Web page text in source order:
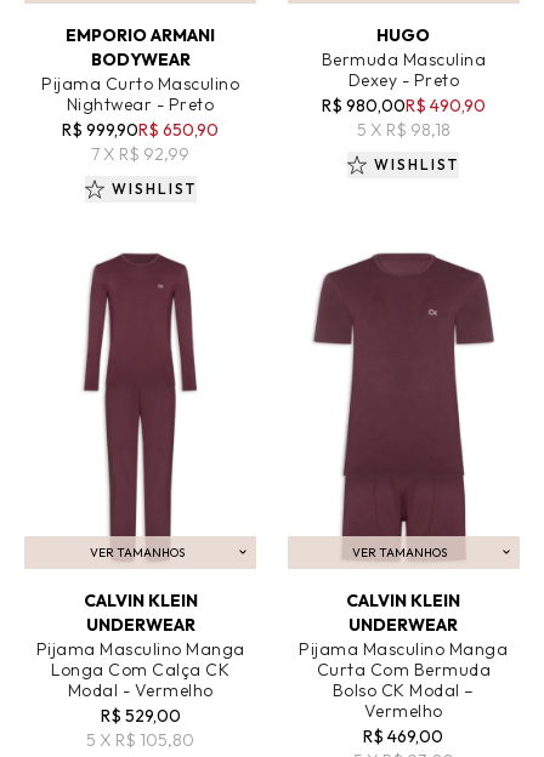
EMPORIO ARMANI
BODYWEAR
Pijama Curto Masculino
Nightwear - Preto
R$ 999,90R$ 650,90
7 X R$ 92,99
WISHLIST
HUGO
Bermuda Masculina
Dexey - Preto
R$ 980,00R$ 490,90
5 X R$ 98,18
WISHLIST
VER TAMANHOS
ADICIONAR AO CARRINHO
CALVIN KLEIN
UNDERWEAR
Pijama Masculino Manga
Longa Com Calça CK
Modal - Vermelho
R$ 529,00
5 X R$ 105,80
VER TAMANHOS
ADICIONAR AO CARRINHO
CALVIN KLEIN
UNDERWEAR
Pijama Masculino Manga
Curta Com Bermuda
Bolso CK Modal –
Vermelho
R$ 469,00